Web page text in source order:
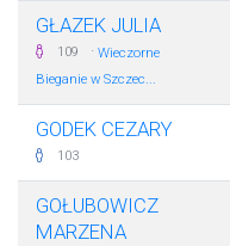
GŁAZEK JULIA
109 · Wieczorne
Bieganie w Szczec...
GODEK CEZARY
103
GOŁUBOWICZ
MARZENA